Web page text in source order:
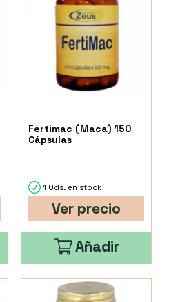
Fertimac (Maca) 150
Cápsulas
1 Uds. en stock
Ver precio
Añadir